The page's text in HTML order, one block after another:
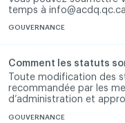
temps à info@acdq.qc.ca
GOUVERNANCE
Comment les statuts
Toute modification des
recommandée par les
d’administration et
GOUVERNANCE